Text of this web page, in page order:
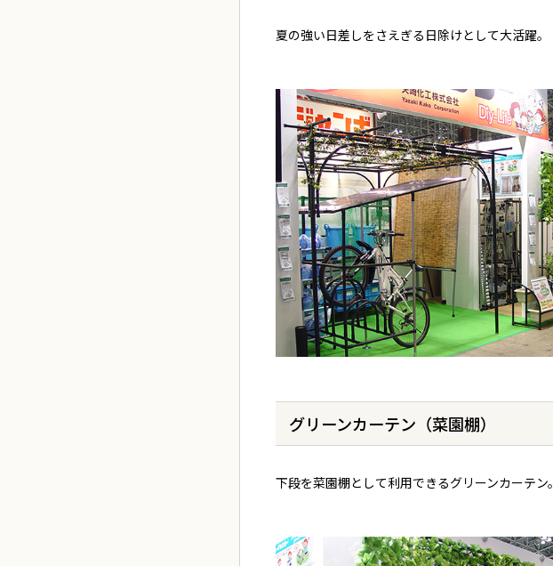
夏の強い日差しをさえぎる日除けとして大活躍。
グリーンカーテン（菜園棚）
下段を菜園棚として利用できるグリーンカーテン。